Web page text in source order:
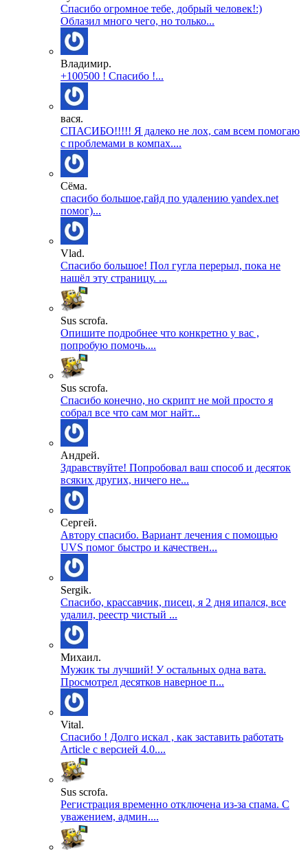
Спасибо огромное тебе, добрый человек!:)
Облазил много чего, но только...
Владимир.
+100500 ! Спасибо !...
вася.
СПАСИБО!!!!! Я далеко не лох, сам всем помогаю
с проблемами в компах....
Сёма.
спасибо большое,гайд по удалению yandex.net
помог)...
Vlad.
Спасибо большое! Пол гугла перерыл, пока не
нашёл эту страницу. ...
Sus scrofa.
Опишите подробнее что конкретно у вас ,
попробую помочь....
Sus scrofa.
Спасибо конечно, но скрипт не мой просто я
собрал все что сам мог найт...
Андрей.
Здравствуйте! Попробовал ваш способ и десяток
всяких других, ничего не...
Сергей.
Автору спасибо. Вариант лечения с помощью
UVS помог быстро и качествен...
Sergik.
Спасибо, крассавчик, писец, я 2 дня ипался, все
удалил, реестр чистый ...
Михаил.
Мужик ты лучший! У остальных одна вата.
Просмотрел десятков наверное п...
Vital.
Спасибо ! Долго искал , как заставить работать
Article с версией 4.0....
Sus scrofa.
Регистрация временно отключена из-за спама. С
уважением, админ....